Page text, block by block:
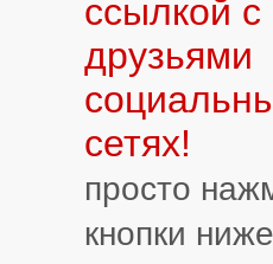
ссылкой с
друзьями
сетях!
просто
кнопки